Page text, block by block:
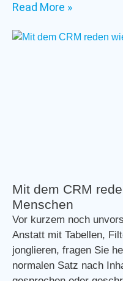
Read More »
Mit dem CRM
Menschen
Vor kurzem noch
Anstatt mit Tabellen,
jonglieren, fragen Sie
normalen Satz nach